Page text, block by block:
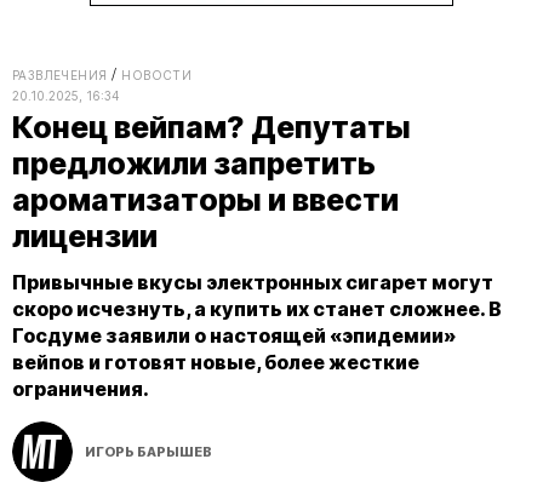
РАЗВЛЕЧЕНИЯ
НОВОСТИ
20.10.2025, 16:34
Конец вейпам? Депутаты
предложили запретить
ароматизаторы и ввести
лицензии
Привычные вкусы электронных сигарет могут
скоро исчезнуть, а купить их станет сложнее. В
Госдуме заявили о настоящей «эпидемии»
вейпов и готовят новые, более жесткие
ограничения.
ИГОРЬ БАРЫШЕВ